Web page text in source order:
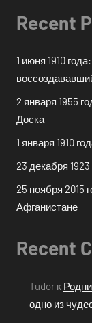
Recent
1 июня 1910
2 января 1955
Доска
1 января 1910
23 декабря
25 ноября 2015
Афганистане
Recent
Tudorк
одно из